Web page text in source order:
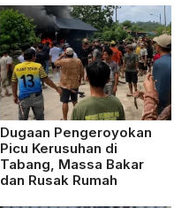
Dugaan Pengeroyokan
Picu Kerusuhan di
Tabang, Massa Bakar
dan Rusak Rumah